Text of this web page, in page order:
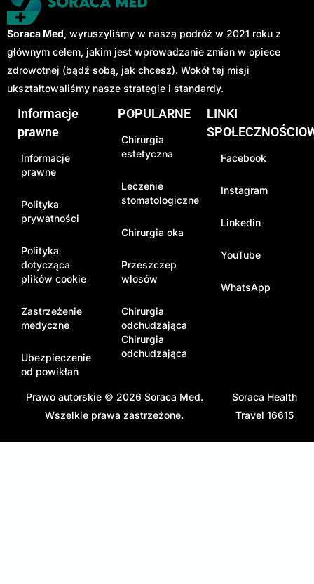
Soraca Med, wyruszyliśmy w naszą podróż w 2021 roku z
głównym celem, jakim jest wprowadzanie zmian w opiece
zdrowotnej (bądź sobą, jak chcesz). Wokół tej misji
ukształtowaliśmy nasze strategie i standardy.
Informacje
prawne
Informacje
prawne
Polityka
prywatności
Polityka
dotycząca
plików cookie
Zastrzeżenie
medyczne
Ubezpieczenie
od powikłań
POPULARNE
Chirurgia
estetyczna
Leczenie
stomatologiczne
Chirurgia oka
Przeszczep
włosów
Chirurgia
odchudzająca
Chirurgia
odchudzająca
LINKI
Facebook
Instagram
Linkedin
YouTube
WhatsApp
Prawo autorskie © 2026 Soraca Med.
Wszelkie prawa zastrzeżone.
Soraca Health
Travel 16615